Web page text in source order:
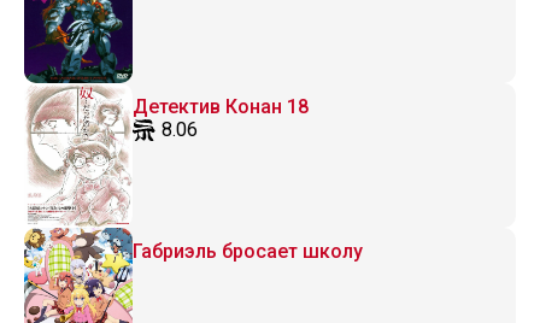
Детектив Конан 18
8.06
Габриэль бросает школу